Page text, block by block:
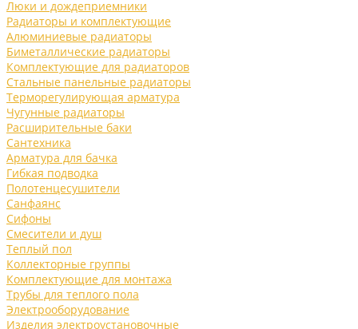
Люки и дождеприемники
Радиаторы и комплектующие
Алюминиевые радиаторы
Биметаллические радиаторы
Комплектующие для радиаторов
Стальные панельные радиаторы
Терморегулирующая арматура
Чугунные радиаторы
Расширительные баки
Сантехника
Арматура для бачка
Гибкая подводка
Полотенцесушители
Санфаянс
Сифоны
Смесители и душ
Теплый пол
Коллекторные группы
Комплектующие для монтажа
Трубы для теплого пола
Электрооборудование
Изделия электроустановочные